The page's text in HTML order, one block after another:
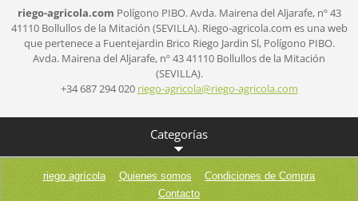
riego-agricola.com Polígono PIBO.Avda. Mairena del Aljarafe, nº 43
41110 Bollullos de la Mitación (SEVILLA). Riego-agricola.com es una web
que pertenece a Fuentejardin Brico Riego Jardin Sl,Polígono PIBO.
Avda. Mairena del Aljarafe, nº 4341110 Bollullos de la Mitación
(SEVILLA).
+34 687 294 020 riego-agricola@riego-agricola.com
Categorías
riego agrícola Quienes somos
Condiciones de Compra
Contacto